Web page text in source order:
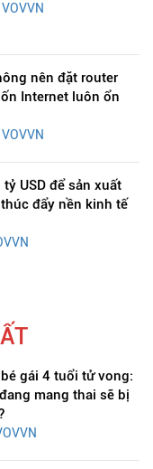
VOVVN
nên đặt router
Internet luôn ổn
VOVVN
USD để sản xuất
đẩy nền kinh tế
gái 4 tuổi tử vong:
mang thai sẽ bị